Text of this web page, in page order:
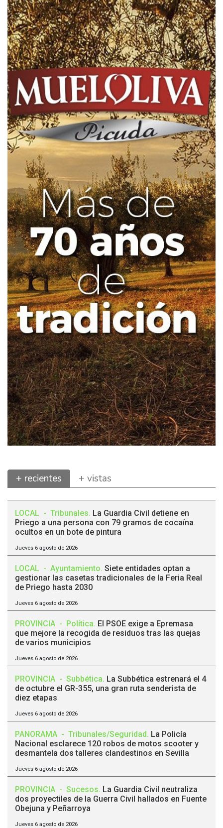
+ recientes + vistas
LOCAL - Tribunales. La Guardia Civil detiene en
Priego a una persona con 79 gramos de cocaína
ocultos en un bote de pintura
Jueves 6 agosto de 2026
LOCAL - Ayuntamiento. Siete entidades optan a
gestionar las casetas tradicionales de la Feria Real
de Priego hasta 2030
Jueves 6 agosto de 2026
PROVINCIA - Política. El PSOE exige a Epremasa
que mejore la recogida de residuos tras las quejas
de varios municipios
Jueves 6 agosto de 2026
PROVINCIA - Subbética. La Subbética estrenará el 4
de octubre el GR-355, una gran ruta senderista de
diez etapas
Jueves 6 agosto de 2026
PANORAMA - Tribunales/Seguridad. La Policía
Nacional esclarece 120 robos de motos scooter y
desmantela dos talleres clandestinos en Sevilla
Jueves 6 agosto de 2026
PROVINCIA - Sucesos. La Guardia Civil neutraliza
dos proyectiles de la Guerra Civil hallados en Fuente
Obejuna y Peñarroya
Jueves 6 agosto de 2026